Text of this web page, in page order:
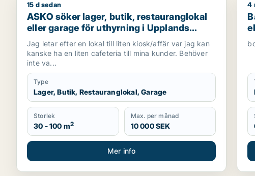
ASKO söker lager, butik, restauranglokal eller garage
15 d sedan
ASKO söker lager, butik, restauranglokal
eller garage för uthyrning i Upplands
Väsby, Vallentuna eller Järfälla m.fl.
Jag letar efter en lokal till liten kiosk/affär var jag kan
kanske ha en liten cafeteria till mina kunder. Behöver
inte va...
Type
Lager, Butik, Restauranglokal, Garage
Storlek
30 - 100 m2
Max. per månad
10 000 SEK
Mer info
4